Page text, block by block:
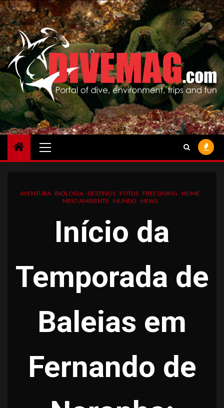
Skip
to
content
Menu
AVENTURA BIOLOGIA DESTINOS FOTOS FREE DIVING HOME
MEIO AMBIENTE MUNDO NEWS
Início da
Temporada de
Baleias em
Fernando de